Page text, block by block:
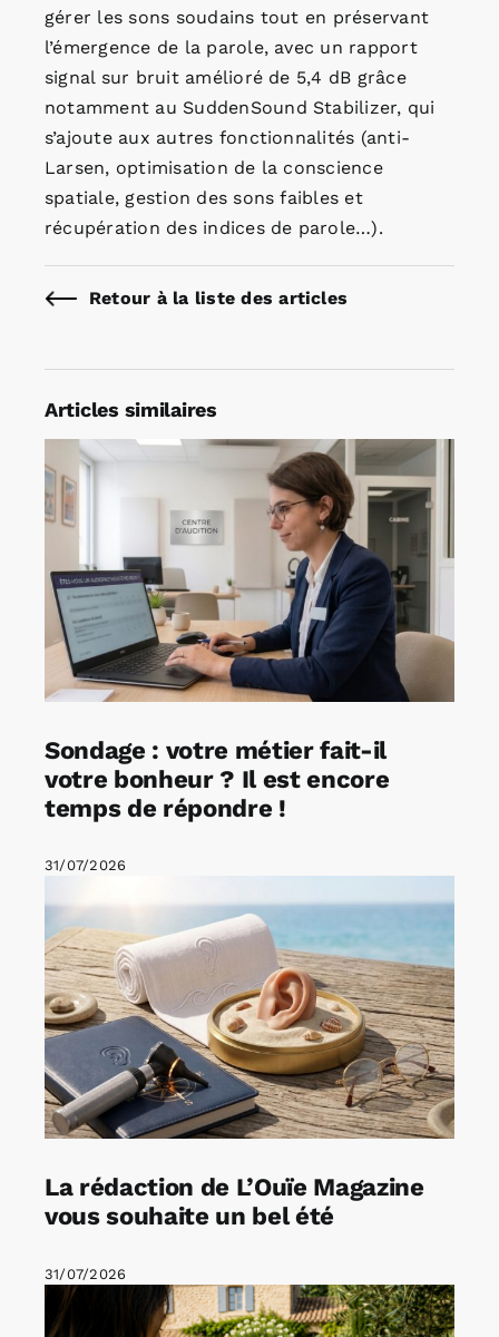
gérer les sons soudains tout en préservant
l’émergence de la parole, avec un rapport
signal sur bruit amélioré de 5,4 dB grâce
notamment au SuddenSound Stabilizer, qui
s’ajoute aux autres fonctionnalités (anti-
Larsen, optimisation de la conscience
spatiale, gestion des sons faibles et
récupération des indices de parole…).
Retour à la liste des articles
Articles similaires
Sondage : votre métier fait-il
votre bonheur ? Il est encore
temps de répondre !
31/07/2026
La rédaction de L’Ouïe Magazine
vous souhaite un bel été
31/07/2026